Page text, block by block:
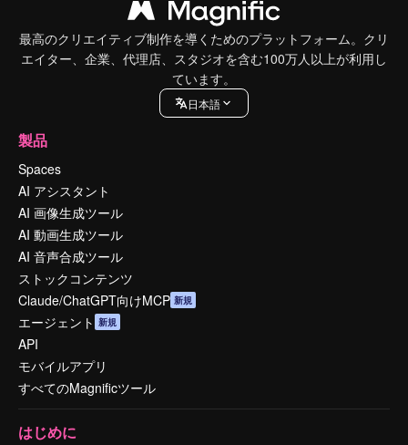
最高のクリエイティブ制作を導くためのプラットフォーム。クリ
エイター、企業、代理店、スタジオを含む100万人以上が利用し
ています。
日本語
製品
Spaces
AI アシスタント
AI 画像生成ツール
AI 動画生成ツール
AI 音声合成ツール
ストックコンテンツ
Claude/ChatGPT向けMCP 新規
エージェント 新規
API
モバイルアプリ
すべてのMagnificツール
はじめに